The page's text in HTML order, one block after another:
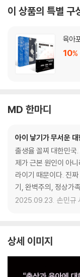
이 상품의 특별 구
육아
10%
MD 한마디
아이 낳기가 무서운
출생율 꼴찌 대한민국
제가 근본 원인이 아
라이기 때문이다. 진
기, 완벽주의, 정상가
2025.09.23. 손민규
상세 이미지